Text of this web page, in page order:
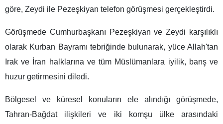
göre, Zeydi ile Pezeşkiyan telefon görüşmesi gerçekleştirdi.
Görüşmede Cumhurbaşkanı Pezeşkiyan ve Zeydi karşılıklı
olarak Kurban Bayramı tebriğinde bulunarak, yüce Allah'tan
Irak ve İran halklarına ve tüm Müslümanlara iyilik, barış ve
huzur getirmesini diledi.
Bölgesel ve küresel konuların ele alındığı görüşmede,
Tahran-Bağdat ilişkileri ve iki komşu ülke arasındaki